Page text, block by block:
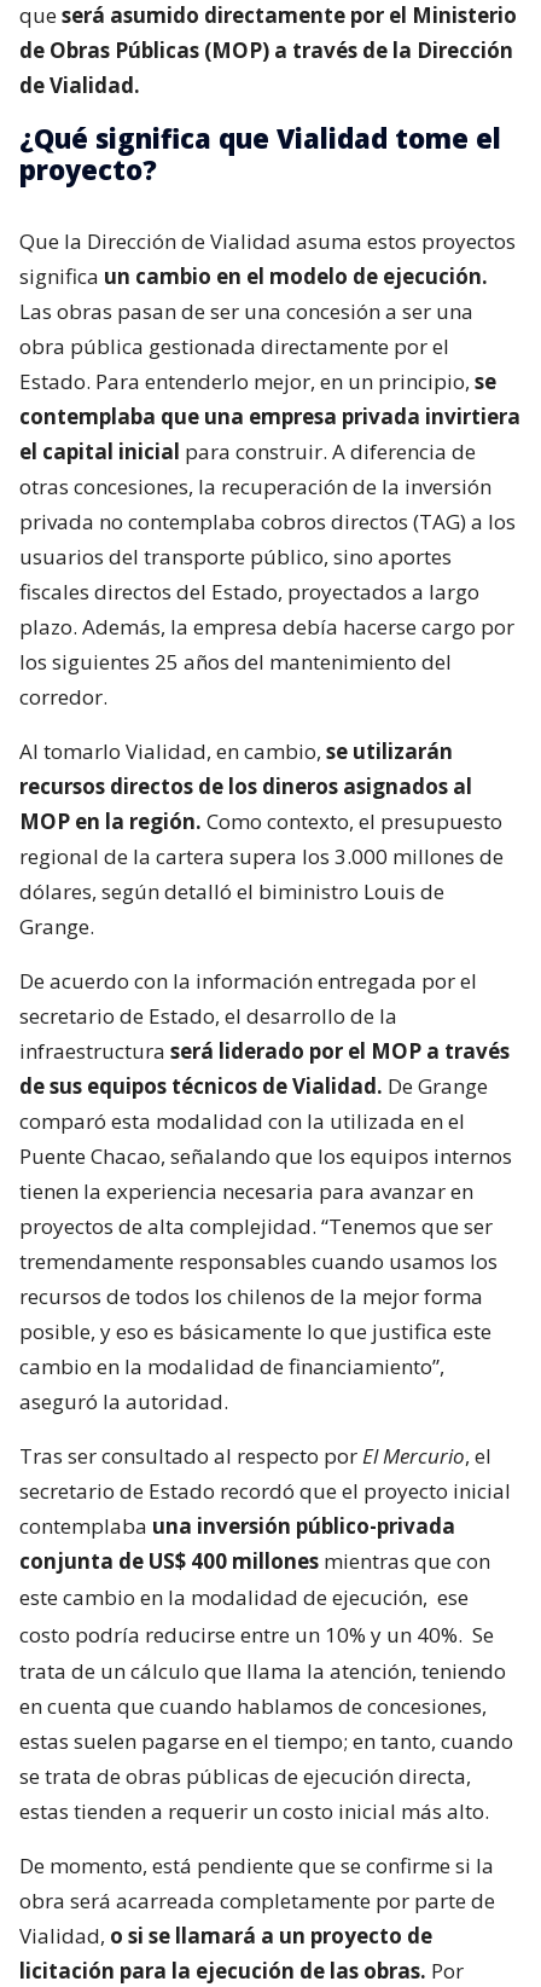
queserá asumido directamente por el Ministerio
de Obras Públicas (MOP) a través de la Dirección
de Vialidad.
¿Qué significa que Vialidad tome el
proyecto?
Que la Dirección de Vialidad asuma estos proyectos
significa un cambio en el modelo de ejecución.
Las obras pasan de ser una concesión a ser una
obra pública gestionada directamente por el
Estado. Para entenderlo mejor, en un principio, se
contemplaba que una empresa privada invirtiera
el capital inicial para construir. A diferencia de
otras concesiones, la recuperación de la inversión
privada no contemplaba cobros directos (TAG) a los
usuarios del transporte público, sino aportes
fiscales directos del Estado, proyectados a largo
plazo. Además, la empresa debía hacerse cargo por
los siguientes 25 años del mantenimiento del
corredor.
Al tomarlo Vialidad, en cambio, se utilizarán
recursos directos de los dineros asignados al
MOP en la región. Como contexto, el presupuesto
regional de la cartera supera los 3.000 millones de
dólares, según detalló el biministro Louis de
Grange.
De acuerdo con la información entregada por el
secretario de Estado, el desarrollo de la
infraestructura será liderado por el MOP a través
de sus equipos técnicos de Vialidad. De Grange
comparó esta modalidad con la utilizada en el
Puente Chacao, señalando que los equipos internos
tienen la experiencia necesaria para avanzar en
proyectos de alta complejidad. “Tenemos que ser
tremendamente responsables cuando usamos los
recursos de todos los chilenos de la mejor forma
posible, y eso es básicamente lo que justifica este
cambio en la modalidad de financiamiento”,
aseguró la autoridad.
Tras ser consultado al respecto porEl Mercurio, el
secretario de Estado recordó que el proyecto inicial
contemplaba una inversión público-privada
conjunta de US$ 400 millones mientras que con
este cambio en la modalidad de ejecución, ese
costo podría reducirse entre un 10% y un 40%. Se
trata de un cálculo que llama la atención, teniendo
en cuenta que cuando hablamos de concesiones,
estas suelen pagarse en el tiempo; en tanto, cuando
se trata de obras públicas de ejecución directa,
estas tienden a requerir un costo inicial más alto.
De momento, está pendiente que se confirme si la
obra será acarreada completamente por parte de
Vialidad, o si se llamará a un proyecto de
licitación para la ejecución de las obras. Por